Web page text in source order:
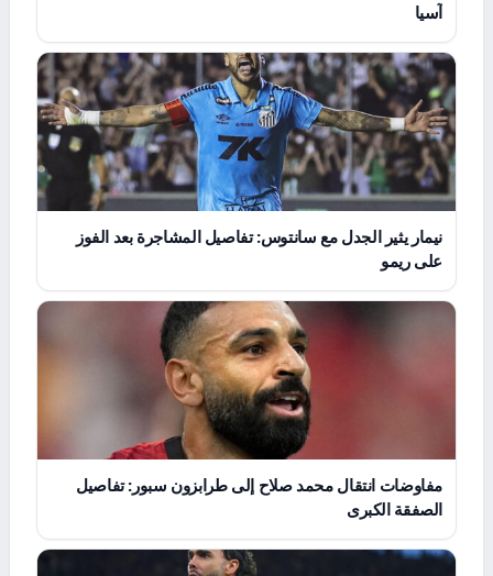
آسيا
نيمار يثير الجدل مع سانتوس: تفاصيل المشاجرة بعد الفوز
على ريمو
مفاوضات انتقال محمد صلاح إلى طرابزون سبور: تفاصيل
الصفقة الكبرى